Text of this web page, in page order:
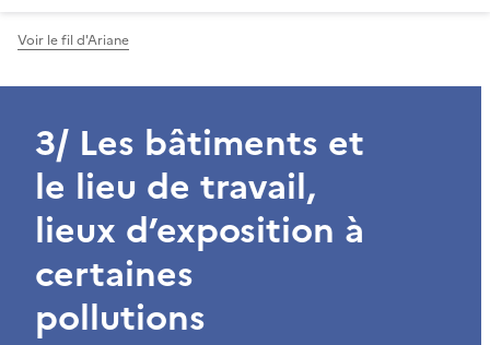
Voir le fil d'Ariane
3/ Les bâtiments et
le lieu de travail,
lieux d’exposition à
certaines
pollutions